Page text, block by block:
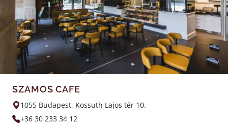
SZAMOS CAFE
1055 Budapest, Kossuth Lajos tér 10.
+36 30 233 34 12